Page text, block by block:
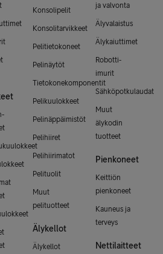
Konsolipelit
Konsolitarvikkeet
Pelitietokoneet
Pelinäytöt
Tietokonekomponentit
Pelikuulokkeet
Pelinäppäimistöt
Pelihiiret
Pelihiirimatot
Pelituolit
Muut
pelituotteet
Älykellot
Älykellot
ja valvonta
Älyvalaistus
Älykaiuttimet
Robotti-
imurit
Sähköpotkulaudat
Muut
älykodin
tuotteet
Pienkoneet
Keittiön
pienkoneet
Kauneus ja
terveys
Nettilaitteet